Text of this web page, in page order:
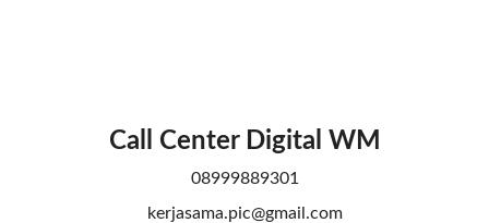
Call Center Digital WM
08999889301
kerjasama.pic@gmail.com